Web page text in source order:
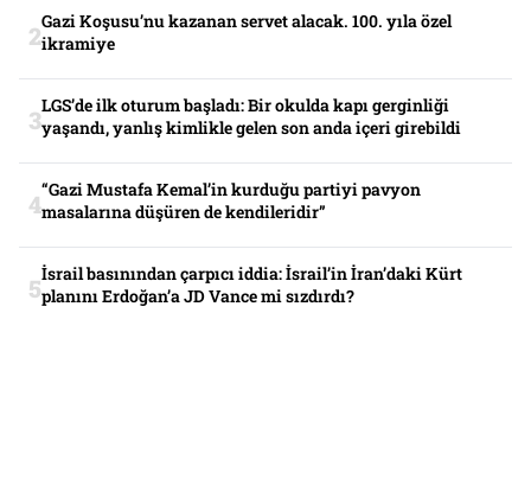
Gazi Koşusu’nu kazanan servet alacak. 100. yıla özel
ikramiye
LGS’de ilk oturum başladı: Bir okulda kapı gerginliği
yaşandı, yanlış kimlikle gelen son anda içeri girebildi
“Gazi Mustafa Kemal’in kurduğu partiyi pavyon
masalarına düşüren de kendileridir”
İsrail basınından çarpıcı iddia: İsrail’in İran’daki Kürt
planını Erdoğan’a JD Vance mi sızdırdı?